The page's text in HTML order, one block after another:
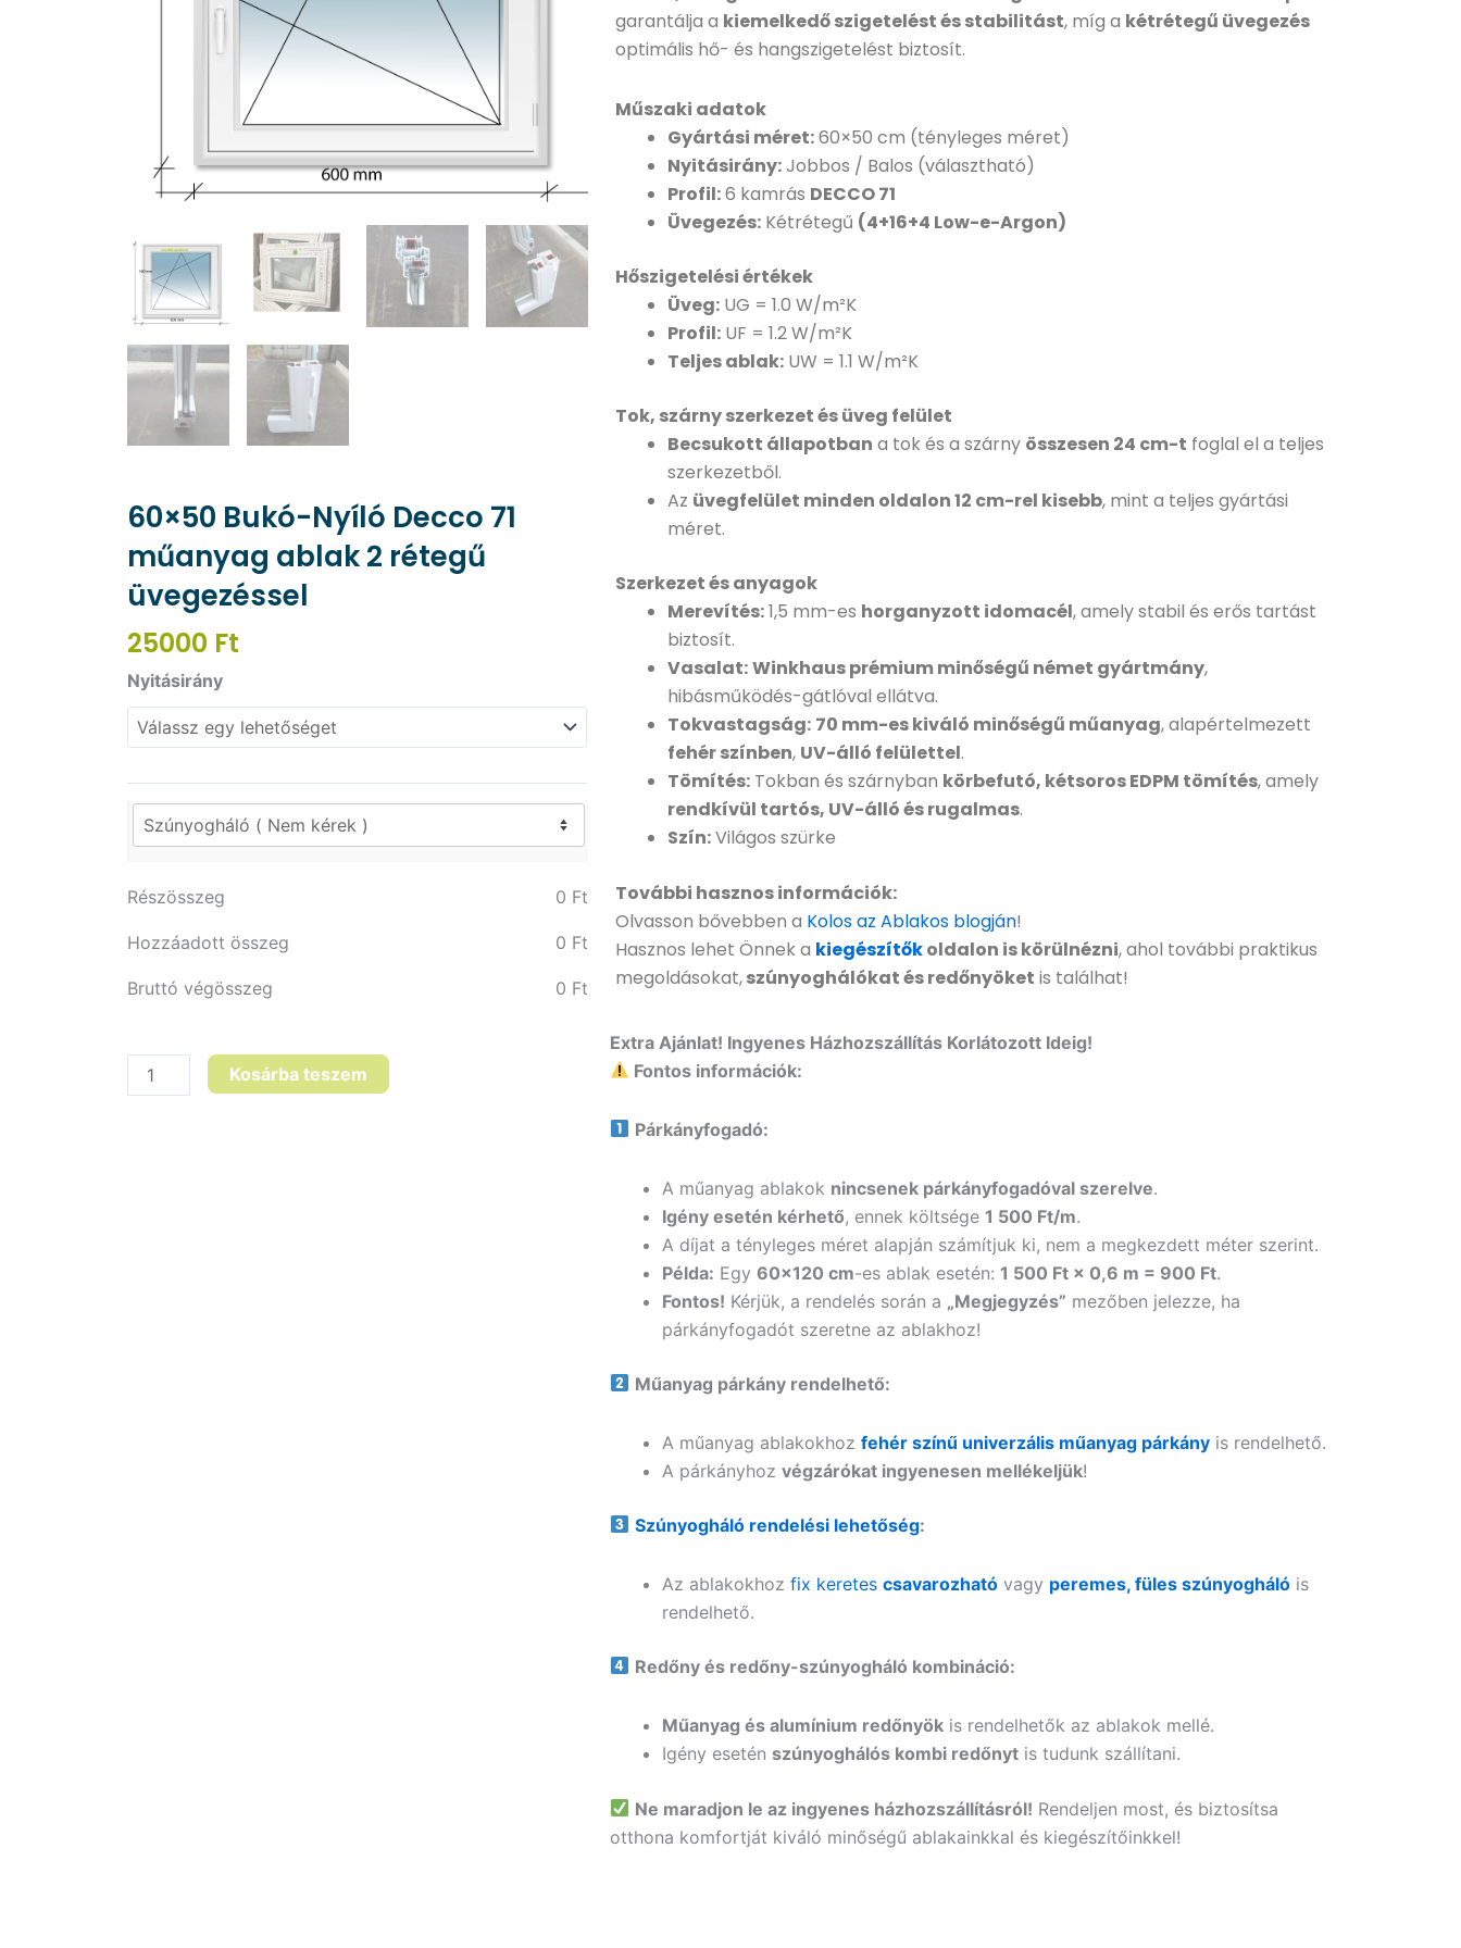
60×50 Bukó-Nyíló Decco 71
műanyag ablak 2 rétegű
üvegezéssel
25000 Ft
Nyitásirány
Részösszeg 0 Ft
Hozzáadott összeg 0 Ft
Bruttó végösszeg 0 Ft
60x50
Bukó-
Nyíló
71
műanyag
ablak
rétegű
üvegezéssel
Kosárba teszem
garantálja a kiemelkedő szigetelést és stabilitást, míg a kétrétegű üvegezés
optimális hő- és hangszigetelést biztosít.
Műszaki adatok
Gyártási méret:60×50 cm (tényleges méret)
Nyitásirány:Jobbos / Balos (választható)
Profil:6 kamrás DECCO 71
Üvegezés:Kétrétegű (4+16+4 Low-e-Argon)
Hőszigetelési értékek
Üveg:UG = 1.0 W/m²K
Profil:UF = 1.2 W/m²K
Teljes ablak:UW = 1.1 W/m²K
Tok, szárny szerkezet és üveg felület
Becsukott állapotban a tok és a szárny összesen 24 cm-t foglal el a teljes
szerkezetből.
Az üvegfelület minden oldalon 12 cm-rel kisebb, mint a teljes gyártási
méret.
Szerkezet és anyagok
Merevítés:1,5 mm-es horganyzott idomacél, amely stabil és erős tartást
biztosít.
Vasalat:Winkhaus prémium minőségű német gyártmány,
hibásműködés-gátlóval ellátva.
Tokvastagság: 70 mm-es kiváló minőségű műanyag, alapértelmezett
fehér színben, UV-álló felülettel.
Tömítés:Tokban és szárnyban körbefutó, kétsoros EDPM tömítés, amely
rendkívül tartós, UV-álló és rugalmas.
Szín:Világos szürke
További hasznos információk:
Olvasson bővebben a Kolos az Ablakos blogján!
Hasznos lehet Önnek a kiegészítőkoldalon is körülnézni, ahol további praktikus
megoldásokat,szúnyoghálókat és redőnyöket is találhat!
Extra Ajánlat! Ingyenes Házhozszállítás Korlátozott Ideig!
Fontos információk:
Párkányfogadó:
A műanyag ablakok nincsenek párkányfogadóval szerelve.
Igény esetén kérhető, ennek költsége 1 500 Ft/m.
A díjat a tényleges méret alapján számítjuk ki, nem a megkezdett méter szerint.
Példa: Egy 60×120 cm-es ablak esetén: 1 500 Ft × 0,6 m = 900 Ft.
Fontos! Kérjük, a rendelés során a „Megjegyzés” mezőben jelezze, ha
párkányfogadót szeretne az ablakhoz!
Műanyag párkány rendelhető:
A műanyag ablakokhoz fehér színű univerzális műanyag párkányis rendelhető.
A párkányhoz végzárókat ingyenesen mellékeljük!
Szúnyogháló rendelési lehetőség:
Az ablakokhoz fix keretes csavarozhatóvagy peremes, füles szúnyogháló is
rendelhető.
Redőny és redőny-szúnyogháló kombináció:
Műanyag és alumínium redőnyökis rendelhetők az ablakok mellé.
Igény esetén szúnyoghálós kombi redőnytis tudunk szállítani.
Ne maradjon le az ingyenes házhozszállításról! Rendeljen most, és biztosítsa
otthona komfortját kiváló minőségű ablakainkkal és kiegészítőinkkel!